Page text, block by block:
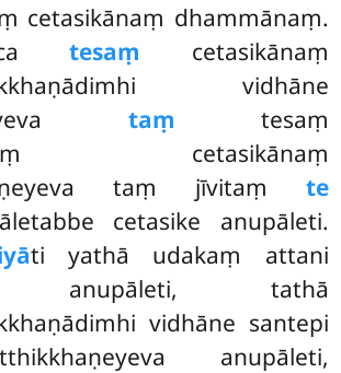
cetasikānaṃ dhammānaṃ.
catesaṃ cetasikānaṃ
vidhāne
taṃ tesaṃ
cetasikānaṃ
taṃ jīvitaṃ te
cetasike anupāleti.
ti yathā udakaṃ attani
anupāleti, tathā
vidhāne santepi
anupāleti,